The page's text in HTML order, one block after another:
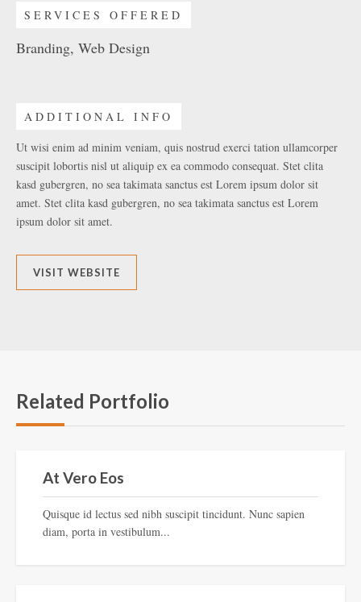
SERVICES OFFERED
Branding, Web Design
ADDITIONAL INFO
Ut wisi enim ad minim veniam, quis nostrud exerci tation ullamcorper
suscipit lobortis nisl ut aliquip ex ea commodo consequat. Stet clita
kasd gubergren, no sea takimata sanctus est Lorem ipsum dolor sit
amet. Stet clita kasd gubergren, no sea takimata sanctus est Lorem
ipsum dolor sit amet.
VISIT WEBSITE
Related Portfolio
At Vero Eos
Quisque id lectus sed nibh suscipit tincidunt. Nunc sapien
diam, porta in vestibulum...